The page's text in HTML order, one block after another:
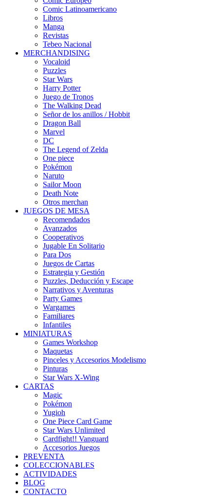
Comic Latinoamericano
Libros
Manga
Revistas
Tebeo Nacional
MERCHANDISING
Vocaloid
Puzzles
Star Wars
Harry Potter
Juego de Tronos
The Walking Dead
Señor de los anillos / Hobbit
Dragon Ball
Marvel
DC
The Legend of Zelda
One piece
Pokémon
Naruto
Sailor Moon
Death Note
Otros merchan
JUEGOS DE MESA
Recomendados
Avanzados
Cooperativos
Jugable En Solitario
Para Dos
Juegos de Cartas
Estrategia y Gestión
Puzzles, Deducción y Escape
Narrativos y Aventuras
Party Games
Wargames
Familiares
Infantiles
MINIATURAS
Games Workshop
Maquetas
Pinceles y Accesorios Modelismo
Pinturas
Star Wars X-Wing
CARTAS
Magic
Pokémon
Yugioh
One Piece Card Game
Star Wars Unlimited
Cardfight!! Vanguard
Accesorios Juegos
PREVENTA
COLECCIONABLES
ACTIVIDADES
BLOG
CONTACTO